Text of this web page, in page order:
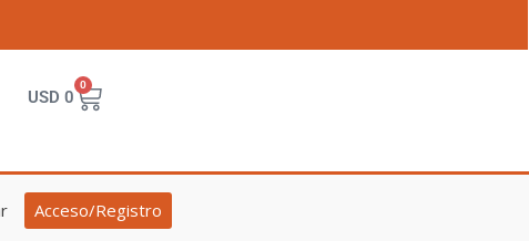
USD 0
0
Cart
Acceso/Registro